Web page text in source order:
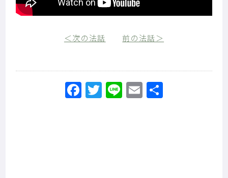
＜次の法話 前の法話＞
Facebook
Twitter
LineEmail